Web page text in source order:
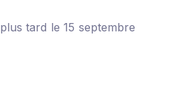
tard le 15 septembre